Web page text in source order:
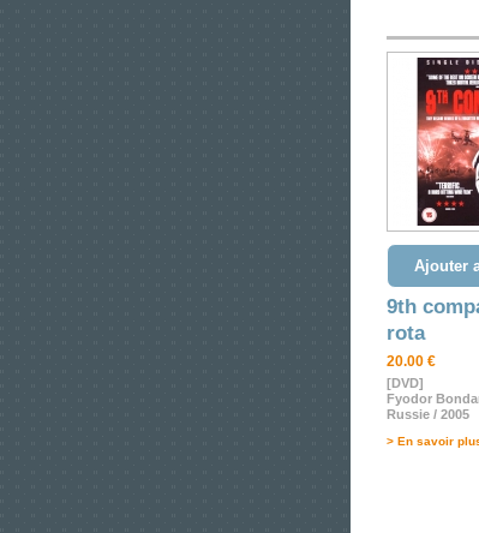
Ajouter
9th
rota
20.00 €
[DVD]
Fyodor
Russie / 2005
> En savoir